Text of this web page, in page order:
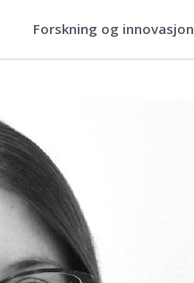
Forskning og innovasjon